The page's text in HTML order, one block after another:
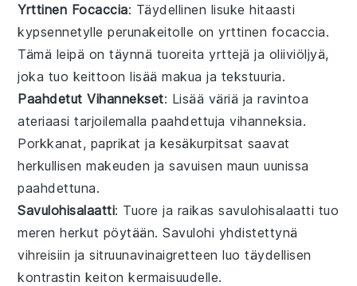
Yrttinen Focaccia: Täydellinen lisuke hitaasti
kypsennetylleperunakeitolle onyrttinen focaccia.
Tämä leipä on täynnä tuoreita yrttejä ja oliiviöljyä,
joka tuo keittoon lisäämakua ja tekstuuria.
Paahdetut Vihannekset: Lisää väriä jaravintoa
ateriaasi tarjoilemallapaahdettuja vihanneksia.
Porkkanat, paprikat ja kesäkurpitsat saavat
herkullisenmakeuden jasavuisen maun uunissa
paahdettuna.
Savulohisalaatti: Tuore ja raikas savulohisalaatti tuo
meren herkut pöytään.Savulohi yhdistettynä
vihreisiin jasitruunavinaigretteen luo täydellisen
kontrastin keitonkermaisuudelle.